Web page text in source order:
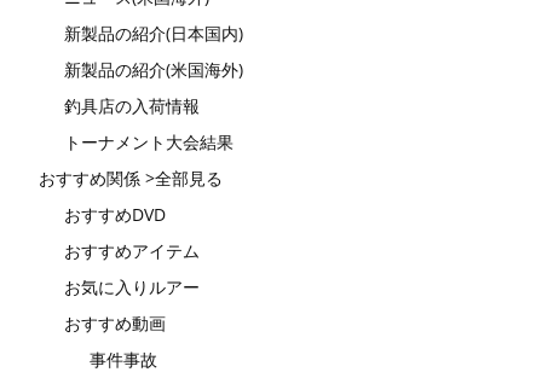
新製品の紹介(日本国内)
新製品の紹介(米国海外)
釣具店の入荷情報
トーナメント大会結果
おすすめ関係 >全部見る
おすすめDVD
おすすめアイテム
お気に入りルアー
おすすめ動画
事件事故